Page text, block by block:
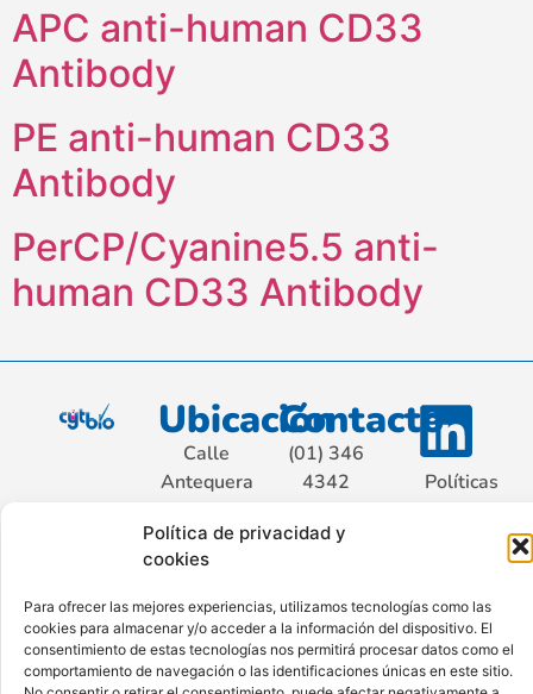
Política de privacidad y
cookies
Para ofrecer las mejores experiencias, utilizamos tecnologías como las
cookies para almacenar y/o acceder a la información del dispositivo. El
consentimiento de estas tecnologías nos permitirá procesar datos como el
comportamiento de navegación o las identificaciones únicas en este sitio.
APC anti-human CD33
Antibody
PE anti-human CD33
Antibody
PerCP/Cyanine5.5 anti-
human CD33 Antibody
Ubicación
Calle
Antequera
Sétimo
Piso Int.
701, San
Isidro.
Lima –
Perú
Contacto
(01) 346
4342
Políticas
privacidad